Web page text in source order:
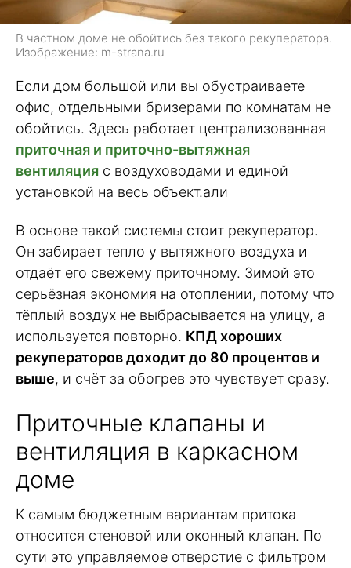
В частном доме не обойтись без такого рекуператора.
Изображение: m-strana.ru
Если дом большой или вы обустраиваете
офис, отдельными бризерами по комнатам не
обойтись. Здесь работает централизованная
приточная и приточно-вытяжная
вентиляция с воздуховодами и единой
установкой на весь объект.али
В основе такой системы стоит рекуператор.
Он забирает тепло у вытяжного воздуха и
отдаёт его свежему приточному. Зимой это
серьёзная экономия на отоплении, потому что
тёплый воздух не выбрасывается на улицу, а
используется повторно. КПД хороших
рекуператоров доходит до 80 процентов и
выше, и счёт за обогрев это чувствует сразу.
Приточные клапаны и
вентиляция в каркасном
доме
К самым бюджетным вариантам притока
относится стеновой или оконный клапан. По
сути это управляемое отверстие с фильтром